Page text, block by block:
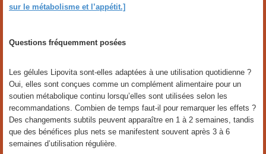
sur le métabolisme et l’appétit.]
Questions fréquemment posées
Les gélules Lipovita sont-elles adaptées à une utilisation quotidienne ?
Oui, elles sont conçues comme un complément alimentaire pour un
soutien métabolique continu lorsqu’elles sont utilisées selon les
recommandations. Combien de temps faut-il pour remarquer les effets ?
Des changements subtils peuvent apparaître en 1 à 2 semaines, tandis
que des bénéfices plus nets se manifestent souvent après 3 à 6
semaines d’utilisation régulière.